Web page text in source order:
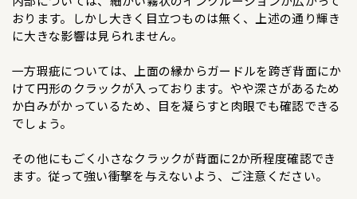
おります。しかし大きく目立つものは無く、上述の通り輝き
に大きな影響は見られません。
一方瑕疵については、上面の縁からガードルを跨ぎ背面にか
けて円形のクラックが入っております。やや深さがあるため
か白みがかっているため、目を凝らすと肉眼でも確認できる
でしょう。
その他にもごく小さなクラックが背面に2か所程度確認でき
ます。従って強い衝撃を与えないよう、ご注意ください。